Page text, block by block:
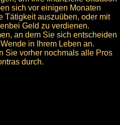
sich vor einigen Monaten
Tätigkeit auszuüben, oder mit
Geld zu verdienen.
an dem Sie sich entscheiden
in Ihrem Leben an.
Sie vorher nochmals alle Pros
durch.